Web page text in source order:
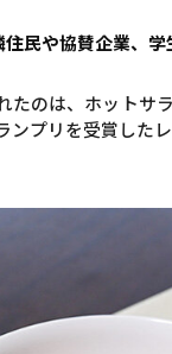
住民や協賛企業、学
たのは、ホットサ
ンプリを受賞したレ